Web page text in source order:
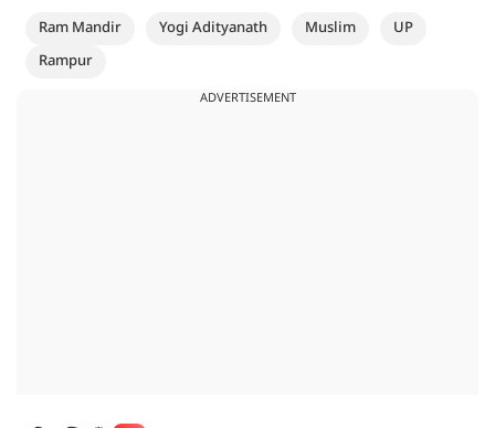
Ram Mandir Yogi Adityanath Muslim
UP
Rampur
ADVERTISEMENT